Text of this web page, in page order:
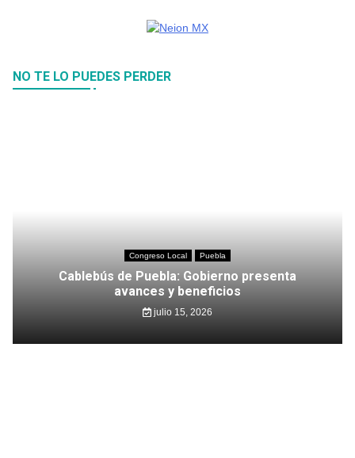
NO TE LO PUEDES PERDER
Congreso Local Puebla
Cablebús de Puebla: Gobierno presenta
avances y beneficios
julio 15, 2026